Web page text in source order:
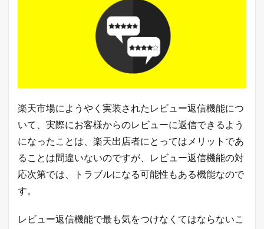
楽天市場にようやく実装されたレビュー返信機能につ
いて、実際にお客様からのレビューに返信できるよう
になったことは、楽天出店者にとってはメリットであ
ることは間違いないのですが、レビュー返信機能の対
応次第では、トラブルになる可能性もある機能なので
す。
レビュー返信機能で最も気をつけなくてはならないこ